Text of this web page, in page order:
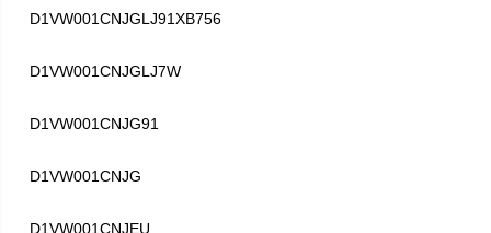
D1VW001CNJGLJ91XB756
D1VW001CNJGLJ7W
D1VW001CNJG91
D1VW001CNJG
D1VW001CNJEU